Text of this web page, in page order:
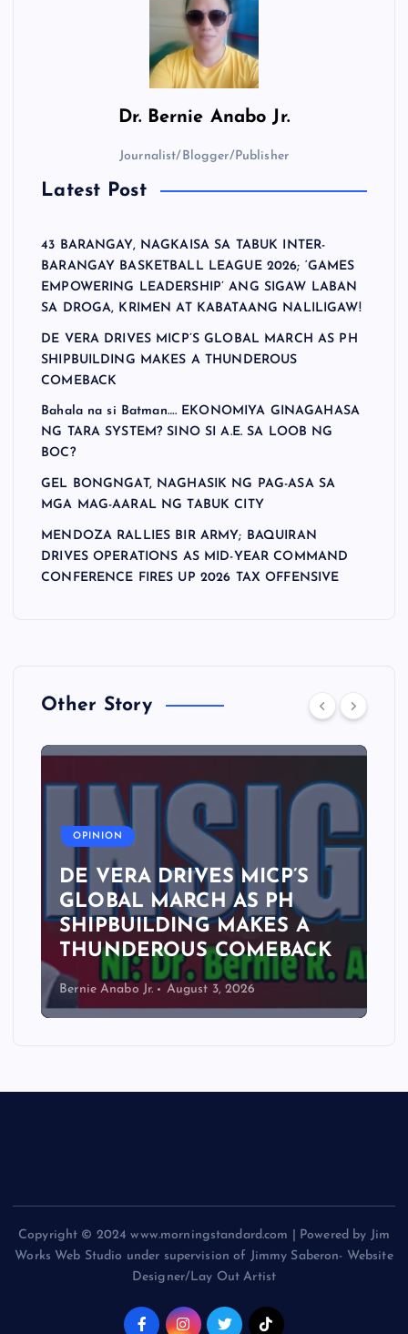
Dr. Bernie Anabo Jr.
Journalist/Blogger/Publisher
Latest Post
43 BARANGAY, NAGKAISA SA TABUK INTER-
BARANGAY BASKETBALL LEAGUE 2026; ‘GAMES
EMPOWERING LEADERSHIP’ ANG SIGAW LABAN
SA DROGA, KRIMEN AT KABATAANG NALILIGAW!
DE VERA DRIVES MICP’S GLOBAL MARCH AS PH
SHIPBUILDING MAKES A THUNDEROUS
COMEBACK
Bahala na si Batman…. EKONOMIYA GINAGAHASA
NG TARA SYSTEM? SINO SI A.E. SA LOOB NG
BOC?
GEL BONGNGAT, NAGHASIK NG PAG-ASA SA
MGA MAG-AARAL NG TABUK CITY
MENDOZA RALLIES BIR ARMY; BAQUIRAN
DRIVES OPERATIONS AS MID-YEAR COMMAND
CONFERENCE FIRES UP 2026 TAX OFFENSIVE
Other Story
OPINION
DE VERA DRIVES MICP’S
GLOBAL MARCH AS PH
SHIPBUILDING MAKES A
THUNDEROUS COMEBACK
Bernie Anabo Jr. August 3, 2026
Copyright © 2024 www.morningstandard.com | Powered by Jim
Works Web Studio under supervision of Jimmy Saberon- Website
Designer/Lay Out Artist